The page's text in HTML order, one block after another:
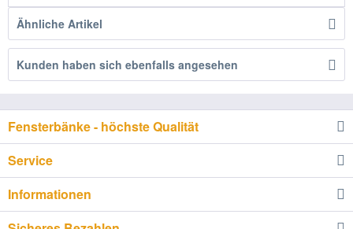
Ähnliche Artikel
Kunden haben sich ebenfalls angesehen
Fensterbänke - höchste Qualität
Service
Informationen